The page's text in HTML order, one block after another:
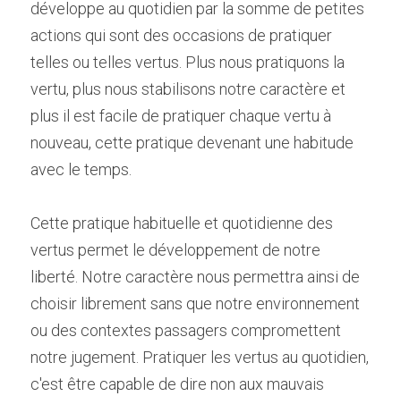
développe au quotidien par la somme de petites
actions qui sont des occasions de pratiquer
telles ou telles vertus. Plus nous pratiquons la
vertu, plus nous stabilisons notre caractère et
plus il est facile de pratiquer chaque vertu à
nouveau, cette pratique devenant une habitude
avec le temps.
Cette pratique habituelle et quotidienne des
vertus permet le développement de notre
liberté. Notre caractère nous permettra ainsi de
choisir librement sans que notre environnement
ou des contextes passagers compromettent
notre jugement. Pratiquer les vertus au quotidien,
c'est être capable de dire non aux mauvais